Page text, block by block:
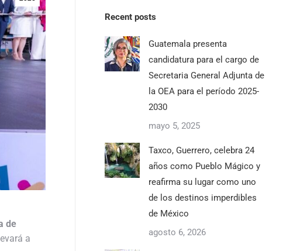
de
a
Recent posts
Guatemala presenta
candidatura para el cargo de
Secretaria General Adjunta de
la OEA para el período 2025-
2030
mayo 5, 2025
Taxco, Guerrero, celebra 24
años como Pueblo Mágico y
reafirma su lugar como uno
de los destinos imperdibles
de México
agosto 6, 2026